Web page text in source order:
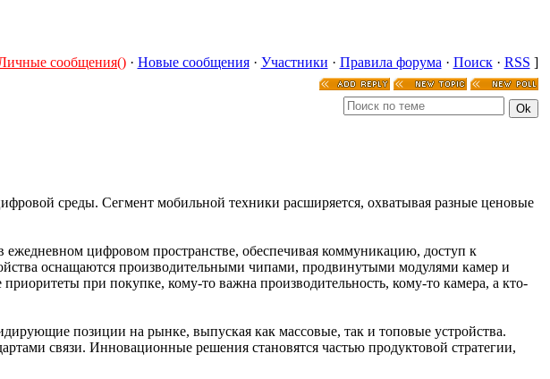
сообщения()· Новые сообщения· Участники · Правила форума · Поиск· RSS ]
среды. Сегмент мобильной техники расширяется, охватывая разные ценовые
цифровом пространстве, обеспечивая коммуникацию, доступ к
оснащаются производительными чипами, продвинутыми модулями камер и
при покупке, кому-то важна производительность, кому-то камера, а кто-
позиции на рынке, выпуская как массовые, так и топовые устройства.
связи. Инновационные решения становятся частью продуктовой стратегии,